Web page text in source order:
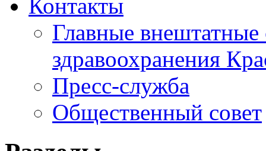
Контакты
Главные внештатные
здравоохранения
Пресс-служба
Общественный совет